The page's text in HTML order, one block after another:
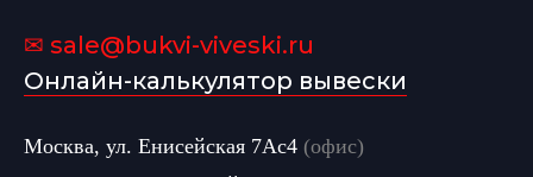
✉ sale@bukvi-viveski.ru
Онлайн-калькулятор вывески
Москва, ул. Енисейская 7Ас4 (офис)